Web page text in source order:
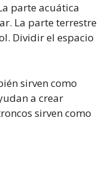
parte acuática
La parte terrestre
Dividir el espacio
sirven como
a crear
sirven como